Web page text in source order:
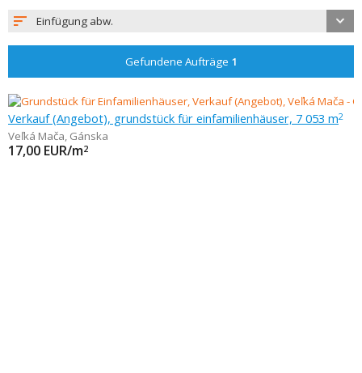
Einfügung abw.
Gefundene Aufträge 1
Verkauf (Angebot), grundstück für einfamilienhäuser, 7 053 m2
Veľká Mača, Gánska
17,00 EUR/m2